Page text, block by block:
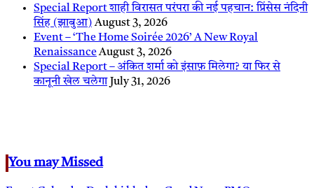
Special Report शाही विरासत परंपरा की नई पहचान: प्रिंसेस नंदिनी
सिंह (झाबुआ) August 3, 2026
Event – ‘The Home Soirée 2026’ A New Royal
RenaissanceAugust 3, 2026
Special Report – अंकित शर्मा को इंसाफ़ मिलेगा? या फिर से
कानूनी खेल चलेगा July 31, 2026
You may Missed